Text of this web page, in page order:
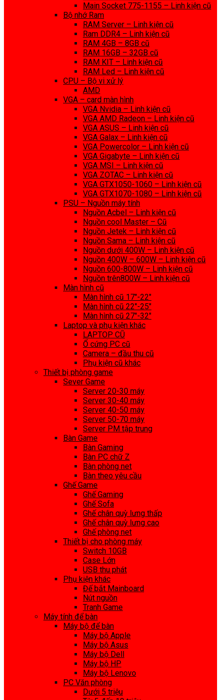
Main Socket 775-1155 – Linh kiện cũ
Bộ nhớ Ram
RAM Server – Linh kiện cũ
Ram DDR4 – Linh kiện cũ
RAM 4GB – 8GB cũ
RAM 16GB – 32GB cũ
RAM KIT – Linh kiện cũ
RAM Led – Linh kiện cũ
CPU – Bộ vi xử lý
AMD
VGA – card màn hình
VGA Nvidia – Linh kiện cũ
VGA AMD Radeon – Linh kiện cũ
VGA ASUS – Linh kiện cũ
VGA Galax – Linh kiện cũ
VGA Powercolor – Linh kiện cũ
VGA Gigabyte – Linh kiện cũ
VGA MSI – Linh kiện cũ
VGA ZOTAC – Linh kiện cũ
VGA GTX1050-1060 – Linh kiện cũ
VGA GTX1070-1080 – Linh kiện cũ
PSU – Nguồn máy tính
Nguồn Acbel – Linh kiện cũ
Nguồn cool Master – Cũ
Nguồn Jetek – Linh kiện cũ
Nguồn Sama – Linh kiện cũ
Nguồn dưới 400W – Linh kiện cũ
Nguồn 400W – 600W – Linh kiện cũ
Nguồn 600-800W – Linh kiện cũ
Nguồn trên800W – Linh kiện cũ
Màn hình cũ
Màn hình cũ 17″-22″
Màn hình cũ 22″-25″
Màn hình cũ 27″-32″
Laptop và phụ kiện khác
LAPTOP CŨ
Ổ cứng PC cũ
Camera – đầu thu cũ
Phụ kiện cũ khác
Thiết bị phòng game
Sever Game
Server 20-30 máy
Server 30-40 máy
Server 40-50 máy
Server 50-70 máy
Server PM tập trung
Bàn Game
Bàn Gaming
Bàn PC chữ Z
Bàn phòng net
Bàn theo yêu cầu
Ghế Game
Ghế Gaming
Ghế Sofa
Ghế chân quỳ lưng thấp
Ghế chân quỳ lưng cao
Ghế phòng net
Thiết bị cho phòng máy
Switch 10GB
Case Lớn
USB thu phát
Phụ kiện khác
Đế bắt Mainboard
Nút nguồn
Tranh Game
Máy tính để bàn
Máy bộ để bàn
Máy bộ Apple
Máy bộ Asus
Máy bộ Dell
Máy bộ HP
Máy bộ Lenovo
PC Văn phòng
Dưới 5 triệu